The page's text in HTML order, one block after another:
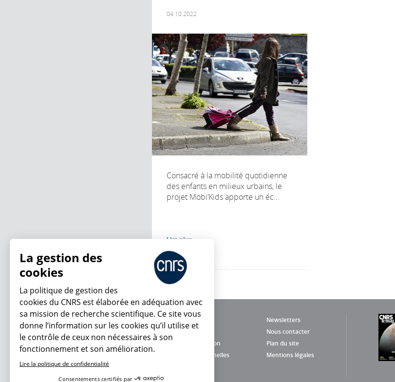
04.10.2022
Consacré à la mobilité quotidienne
des enfants en milieux urbains, le
projet Mobi’Kids apporte un éc...
Lire plus
Newsletters
Nous contacter
Charte d'utilisation
Plan du site
Données personnelles
Mentions légales
En ce moment
La gestion des
cookies
La politique de gestion des
cookies du CNRS est élaborée en adéquation avec
sa mission de recherche scientifique. Ce site vous
donne l’information sur les cookies qu’il utilise et
le contrôle de ceux non nécessaires à son
fonctionnement et son amélioration.
Lire la politique de confidentialité
Consentements certifiés par